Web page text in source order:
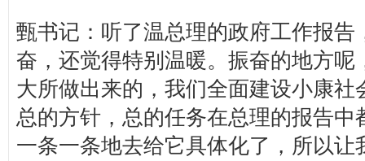
甄书记：听了温总理的政府工作报告
奋，还觉得特别温暖。振奋的地方呢
大所做出来的，我们全面建设小康社
总的方针，总的任务在总理的报告中
一条一条地去给它具体化了，所以让